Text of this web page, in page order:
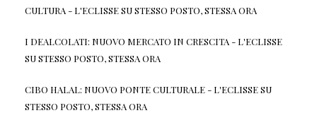
CULTURA - L'ECLISSESUSTESSO POSTO, STESSA ORA
I DEALCOLATI: NUOVO MERCATO IN CRESCITA - L'ECLISSE
SUSTESSO POSTO, STESSA ORA
CIBO HALAL: NUOVO PONTE CULTURALE - L'ECLISSESU
STESSO POSTO, STESSA ORA